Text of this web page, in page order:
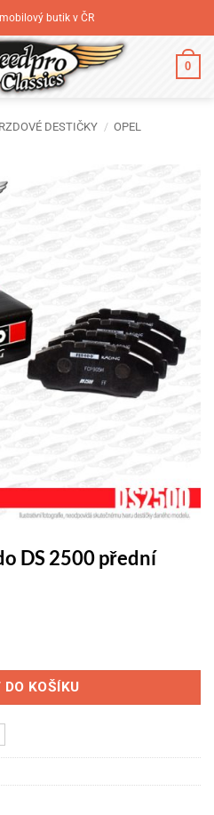
butik v ČR
0
DESTIČKY / OPEL
DS 2500 přední
přední množství
DO KOŠÍKU